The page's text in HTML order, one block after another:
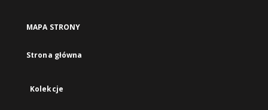
MAPA STRONY
Strona główna
Kolekcje